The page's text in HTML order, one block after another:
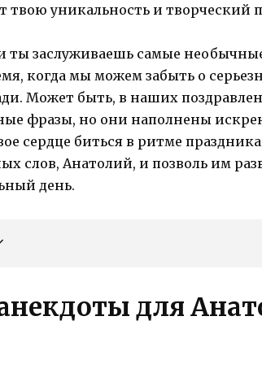
твою уникальность и творческий
ты заслуживаешь самые
когда мы можем забыть о
Может быть, в наших
фразы, но они наполнены
сердце биться в ритме
слов, Анатолий, и позволь им
день.
для